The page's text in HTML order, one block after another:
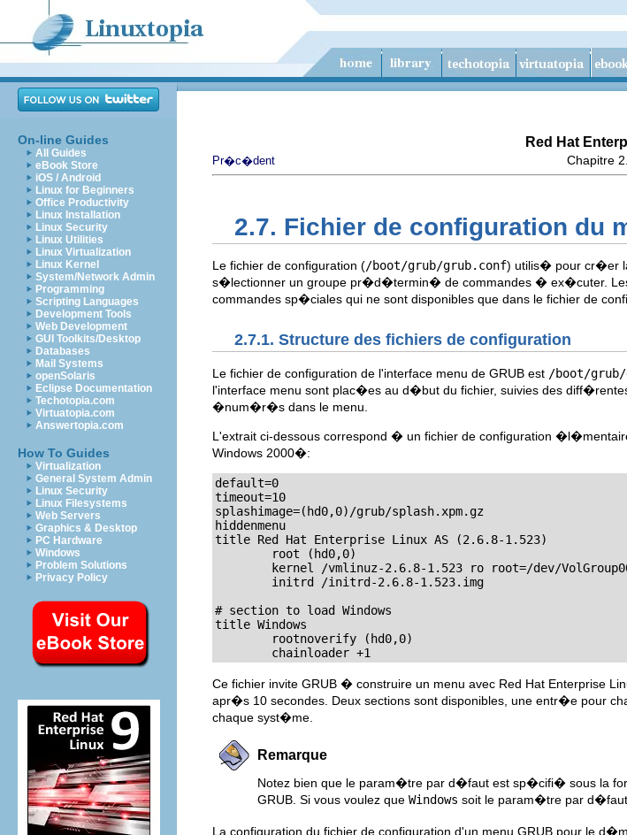
On-line Guides
All Guides
eBook Store
iOS / Android
Linux for Beginners
Office Productivity
Linux Installation
Linux Security
Linux Utilities
Linux Virtualization
Linux Kernel
System/Network Admin
Programming
Scripting Languages
Development Tools
Web Development
GUI Toolkits/Desktop
Databases
Mail Systems
openSolaris
Eclipse Documentation
Techotopia.com
Virtuatopia.com
Answertopia.com
How To Guides
Virtualization
General System Admin
Linux Security
Linux Filesystems
Web Servers
Graphics & Desktop
PC Hardware
Windows
Problem Solutions
Privacy Policy
Red Hat
Pr�c�dent Chapitre
2.7. Fichier de configuration du
Le fichier de configuration (/boot/grub/grub.conf) utilis� pour cr�er
s�lectionner un groupe pr�d�termin� de commandes � ex�cuter.
commandes sp�ciales qui ne sont disponibles que dans le fichier de
2.7.1. Structure des fichiers de configuration
Le fichier de configuration de l'interface menu de GRUB est /boot/
l'interface menu sont plac�es au d�but du fichier, suivies des
�num�r�s dans le menu.
L'extrait ci-dessous correspond � un fichier de configuration
Windows 2000�:
default=0
timeout=10
splashimage=(hd0,0)/grub/splash.xpm.gz
hiddenmenu
title Red Hat Enterprise Linux AS (2.6.8-1.523)
        root (hd0,0)
kernel /vmlinuz-2.6.8-1.523 ro root=/dev/
        initrd /initrd-2.6.8-1.523.img
# section to load Windows
title Windows
        rootnoverify (hd0,0)
        chainloader +1
Ce fichier invite GRUB � construire un menu avec Red Hat
apr�s 10 secondes. Deux sections sont disponibles, une entr�e pour
chaque syst�me.
Remarque
Notez bien que le param�tre par d�faut est sp�cifi� sous la
GRUB. Si vous voulez que Windows soit le param�tre par
La configuration du fichier de configuration d'un menu GRUB pour le